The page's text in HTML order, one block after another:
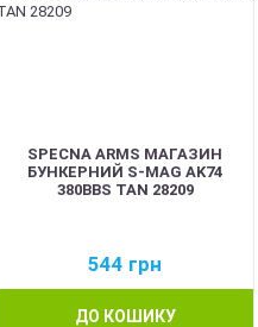
SPECNA ARMS МАГАЗИН
БУНКЕРНИЙ S-MAG AK74
380BBS TAN 28209
544 грн
ДО КОШИКУ